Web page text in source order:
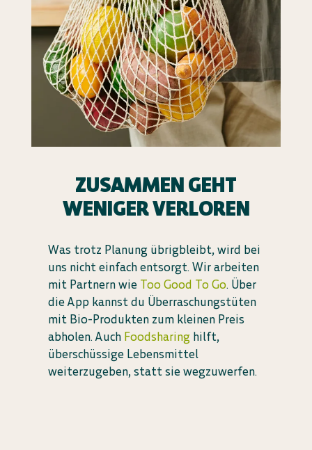
ZUSAMMEN GEHT
WENIGER VERLOREN
Was trotz Planung übrigbleibt, wird bei
uns nicht einfach entsorgt. Wir arbeiten
mit Partnern wie Too Good To Go. Über
die App kannst du Überraschungstüten
mit Bio-Produkten zum kleinen Preis
abholen. Auch Foodsharing hilft,
überschüssige Lebensmittel
weiterzugeben, statt sie wegzuwerfen.